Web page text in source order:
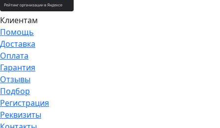
Клиентам
Помощь
Доставка
Оплата
Гарантия
Отзывы
Подбор
Регистрация
Реквизиты